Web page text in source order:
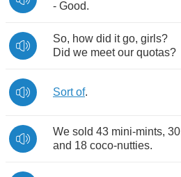
- Good.
So, how did it go, girls?
Did we meet our quotas?
Sort of.
We sold 43 mini-mints, 30
and 18 coco-nutties.